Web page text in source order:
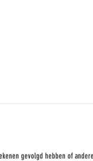
gevolgd hebben of